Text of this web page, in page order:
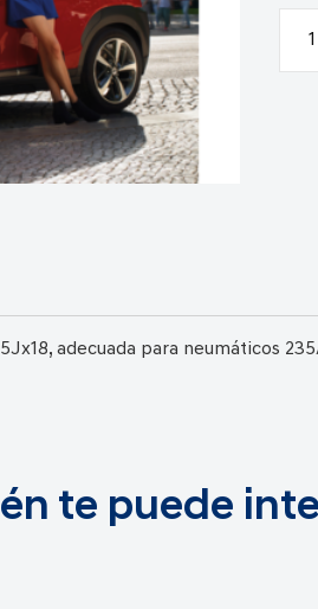
adecuada para neumáticos
te puede